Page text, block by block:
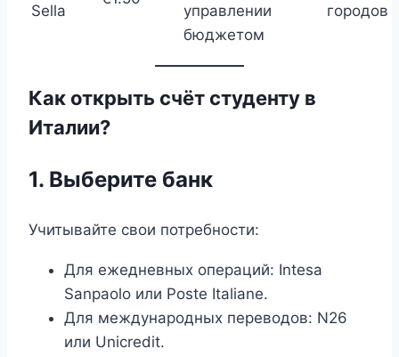
Sella
управлении
бюджетом
городов
Как открыть счёт студенту в
Италии?
1. Выберите банк
Учитывайте свои потребности:
Для ежедневных операций: Intesa
Sanpaolo или Poste Italiane.
Для международных переводов: N26
или Unicredit.